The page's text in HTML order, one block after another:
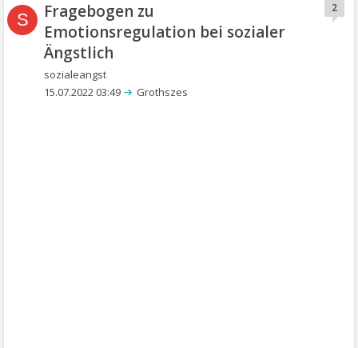
S
Fragebogen zu
Emotionsregulation bei sozialer
Ängstlich
sozialeangst
2
15.07.2022 03:49 Grothszes